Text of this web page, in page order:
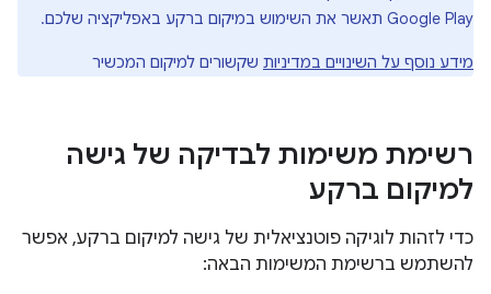
Google Play תאשר את השימוש במיקום ברקע באפליקציה שלכם.
מידע נוסף על השינויים במדיניות שקשורים למיקום המכשיר
רשימת משימות לבדיקה של גישה
למיקום ברקע
כדי לזהות לוגיקה פוטנציאלית של גישה למיקום ברקע, אפשר
להשתמש ברשימת המשימות הבאה: